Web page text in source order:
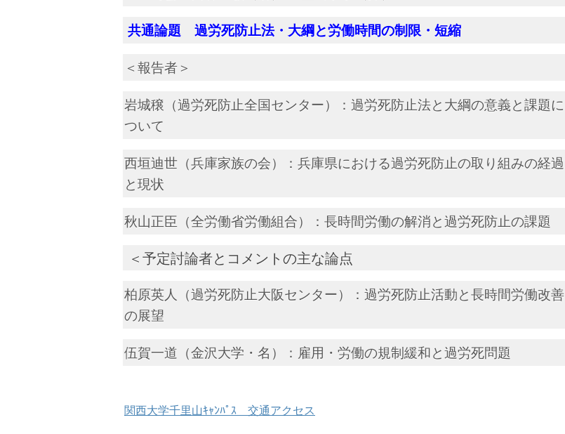
共通論題 過労死防止法・大綱と労働時間の制限・短縮
＜報告者＞
岩城穣（過労死防止全国センター）：過労死防止法と大綱の意義と課題に
ついて
西垣迪世（兵庫家族の会）：兵庫県における過労死防止の取り組みの経過
と現状
秋山正臣（全労働省労働組合）：長時間労働の解消と過労死防止の課題
＜予定討論者とコメントの主な論点
柏原英人（過労死防止大阪センター）：過労死防止活動と長時間労働改善
の展望
伍賀一道（金沢大学・名）：雇用・労働の規制緩和と過労死問題
関西大学千里山ｷｬﾝﾊﾟｽ 交通アクセス